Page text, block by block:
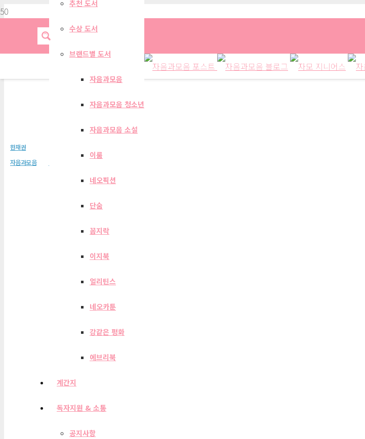
추천 도서
수상 도서
브랜드별 도서
자음과모음
자음과모음 청소년
자음과모음 소설
이룸
네오픽션
단숨
꼼지락
이지북
얼리틴스
네오카툰
강같은 평화
에브리북
계간지
독자지원 & 소통
공지사항
로봇 친구, 앨리스
한재권
자음과모음